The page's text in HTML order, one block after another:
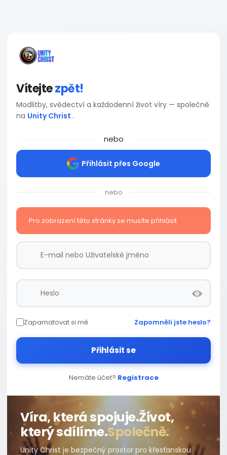
Vítejtezpět!
Modlitby, svědectví a každodenní život víry — společně
na Unity Christ .
nebo
Přihlásit přes Google
nebo
Pro zobrazení této stránky se musíte přihlásit
Zapamatovat si mě Zapomněli jste heslo?
Přihlásit se
Nemáte účet? Registrace
Víra, která spojuje.Život,
který sdílíme.Společně.
Unity Christ je bezpečný prostor pro křesťanskou